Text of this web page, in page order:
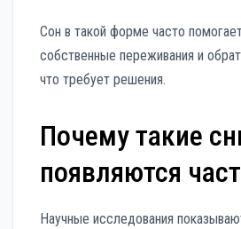
Сон в такой форме часто
собственные переживания и
что требует решения.
Почему такие
появляются
Научные исследования